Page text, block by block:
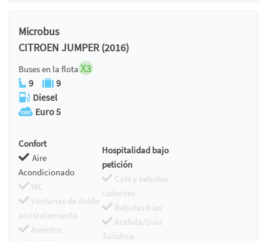
Microbus
CITROEN JUMPER (2016)
Buses en la flota X3
9
9
Diesel
Euro 5
Confort
Aire
Acondicionado
WC
Ventanas de doble
acristalamiento
Asientos
Hospitalidad bajo
petición
Café y bebidas
calientes
Bebidas frías
Azafata/Guía
Turística